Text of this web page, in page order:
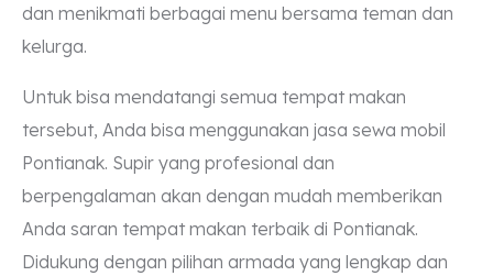
dan menikmati berbagai menu bersama teman dan
kelurga.
Untuk bisa mendatangi semua tempat makan
tersebut, Anda bisa menggunakan jasa sewa mobil
Pontianak. Supir yang profesional dan
berpengalaman akan dengan mudah memberikan
Anda saran tempat makan terbaik di Pontianak.
Didukung dengan pilihan armada yang lengkap dan